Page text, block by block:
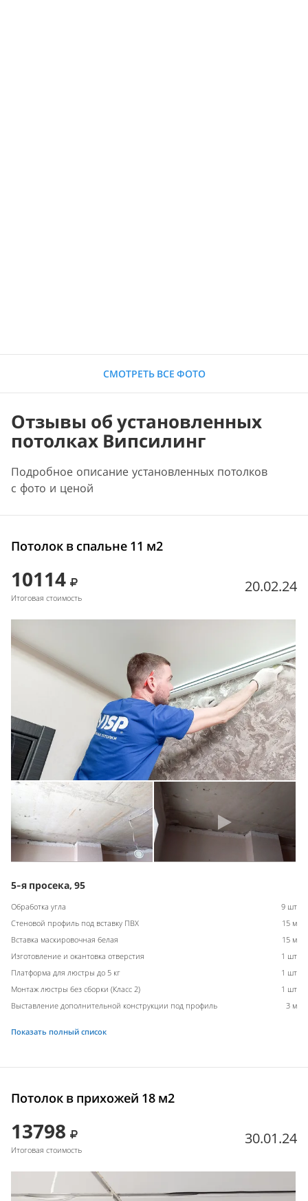
СМОТРЕТЬ ВСЕ ФОТО
Отзывы об установленных
потолках Випсилинг
Подробное описание установленных потолков
с фото и ценой
Потолок в спальне 11 м2
10114
Итоговая стоимость
20.02.24
5-я просека, 95
Обработка угла
9 шт
Стеновой профиль под вставку ПВХ
15 м
Вставка маскировочная белая
15 м
Изготовление и окантовка отверстия
1 шт
Платформа для люстры до 5 кг
1 шт
Монтаж люстры без сборки (Класс 2)
1 шт
Выставление дополнительной конструкции под профиль
3 м
Показать полный список
Потолок в прихожей 18 м2
13798
Итоговая стоимость
30.01.24